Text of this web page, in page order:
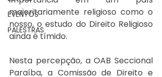
EVENTOS
PALESTRAS
majoritariamente religioso como o
nosso, o estudo do Direito Religioso
ainda é tímido.
Nesta percepção, a OAB Seccional
Paraíba, a Comissão de Direito e